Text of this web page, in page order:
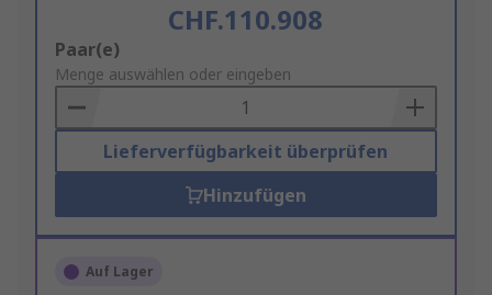
CHF.110.908
Add
to
Basket
Paar(e)
Menge auswählen oder eingeben
Lieferverfügbarkeit überprüfen
Hinzufügen
Auf Lager